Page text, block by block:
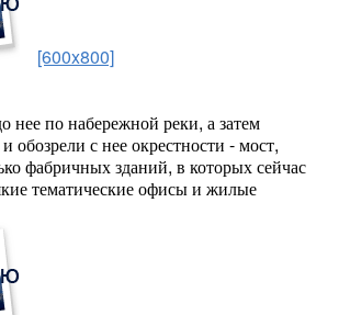
[600x800]
нее по набережной реки, а затем
обозрели с нее окрестности - мост,
фабричных зданий, в которых сейчас
тематические офисы и жилые